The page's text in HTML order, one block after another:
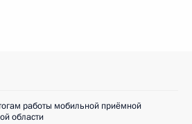
работы мобильной приёмной
области